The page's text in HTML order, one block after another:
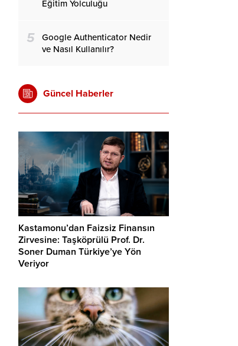
Eğitim Yolculuğu
5
Google Authenticator Nedir
ve Nasıl Kullanılır?
Güncel Haberler
Kastamonu’dan Faizsiz Finansın
Zirvesine: Taşköprülü Prof. Dr.
Soner Duman Türkiye’ye Yön
Veriyor